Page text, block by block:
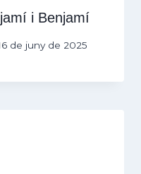
i Benjamí
de juny de 2025